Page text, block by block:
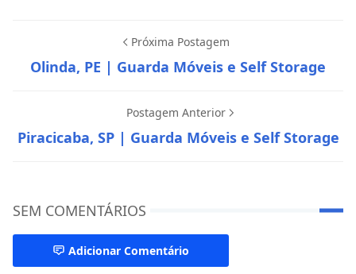
Próxima Postagem
Olinda, PE | Guarda Móveis e Self Storage
Postagem Anterior
Piracicaba, SP | Guarda Móveis e Self Storage
SEM COMENTÁRIOS
Adicionar Comentário